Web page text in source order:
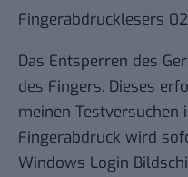
Das Entsperren des
des Fingers. Dieses
meinen Testversuchen
Fingerabdruck wird
Windows Login